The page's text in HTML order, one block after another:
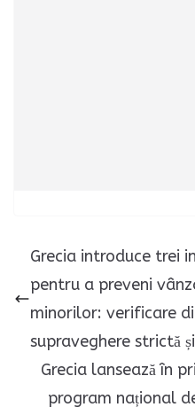
Grecia introduce trei
pentru a preveni
minorilor: verificare
supraveghere strictă
Grecia lansează în
program național